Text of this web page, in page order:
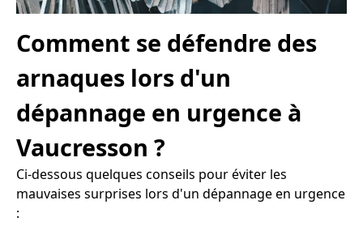
Comment se défendre des
arnaques lors d'un
dépannage en urgence à
Vaucresson ?
Ci-dessous quelques conseils pour éviter les
mauvaises surprises lors d'un dépannage en urgence
: